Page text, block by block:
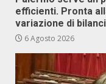
efficienti. Pronta
variazione di
6 Agosto 2026